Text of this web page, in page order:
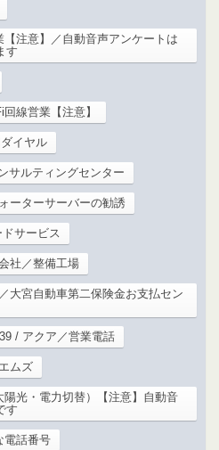
注意】／自動音声アンケートは
す
線営業【注意】
イヤル
サルティングセンター
ーターサーバーの勧誘
サービス
社／整備工場
大宮自動車第二保険金お支払セン
/ アクア／営業電話
ムズ
光・電力切替）【注意】自動音
す
電話番号